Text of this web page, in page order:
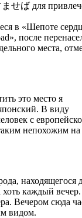
せば для
в «Шепоте
после
места,
это место я
В виду
с
непохожим
находящегося
хоть каждый вечер.
Вечером сюда
видом.